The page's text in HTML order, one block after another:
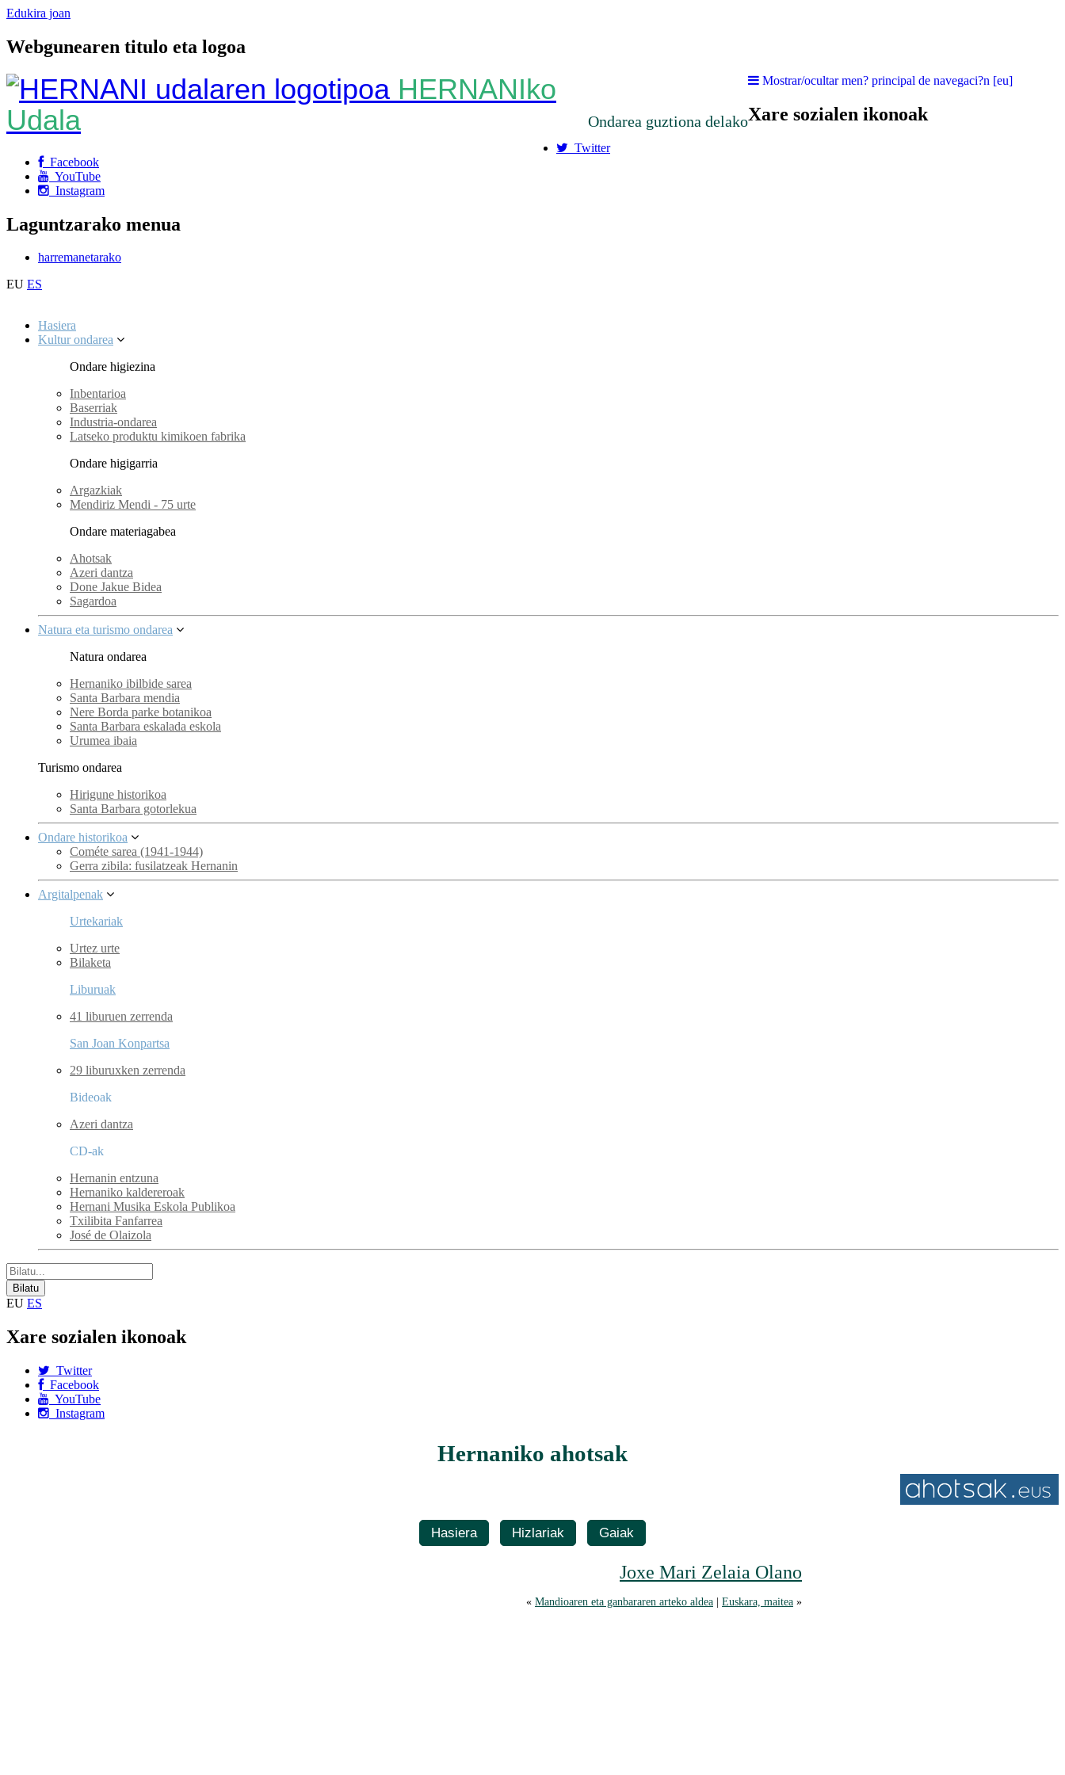
Edukira joan
Webgunearen titulo eta logoa
HERNANIko
Udala
Ondarea guztiona delako
Mostrar/ocultar men? principal de navegaci?n [eu]
Xare sozialen ikonoak
Twitter
Facebook
YouTube
Instagram
Laguntzarako menua
harremanetarako
EU ES
Hasiera
Kultur ondarea
Ondare higiezina
Inbentarioa
Baserriak
Industria-ondarea
Latseko produktu kimikoen fabrika
Ondare higigarria
Argazkiak
Mendiriz Mendi - 75 urte
Ondare materiagabea
Ahotsak
Azeri dantza
Done Jakue Bidea
Sagardoa
Natura eta turismo ondarea
Natura ondarea
Hernaniko ibilbide sarea
Santa Barbara mendia
Nere Borda parke botanikoa
Santa Barbara eskalada eskola
Urumea ibaia
Turismo ondarea
Hirigune historikoa
Santa Barbara gotorlekua
Ondare historikoa
Cométe sarea (1941-1944)
Gerra zibila: fusilatzeak Hernanin
Argitalpenak
Urtekariak
Urtez urte
Bilaketa
Liburuak
41 liburuen zerrenda
San Joan Konpartsa
29 liburuxken zerrenda
Bideoak
Azeri dantza
CD-ak
Hernanin entzuna
Hernaniko kaldereroak
Hernani Musika Eskola Publikoa
Txilibita Fanfarrea
José de Olaizola
EU ES
Xare sozialen ikonoak
Twitter
Facebook
YouTube
Instagram
Hernaniko ahotsak
Hasiera Hizlariak Gaiak
Joxe Mari Zelaia Olano
« Mandioaren eta ganbararen arteko aldea | Euskara, maitea »